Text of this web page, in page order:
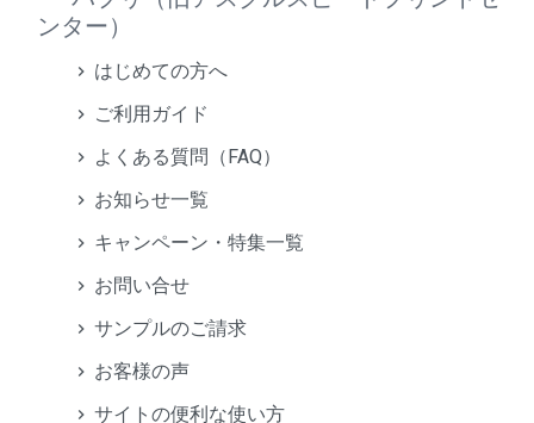
ンター）
はじめての方へ
ご利用ガイド
よくある質問（FAQ）
お知らせ一覧
キャンペーン・特集一覧
お問い合せ
サンプルのご請求
お客様の声
サイトの便利な使い方